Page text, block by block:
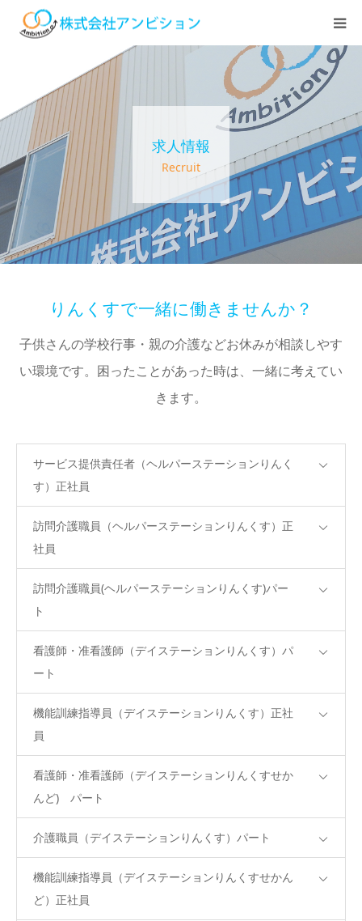
求人情報
Recruit
りんくすで一緒に働きませんか？
子供さんの学校行事・親の介護などお休みが相談しやす
い環境です。困ったことがあった時は、一緒に考えてい
きます。
サービス提供責任者（ヘルパーステーションりんく
す）正社員
訪問介護職員（ヘルパーステーションりんくす）正
社員
訪問介護職員(ヘルパーステーションりんくす)パー
ト
看護師・准看護師（デイステーションりんくす）パ
ート
機能訓練指導員（デイステーションりんくす）正社
員
看護師・准看護師（デイステーションりんくすせか
んど) パート
介護職員（デイステーションりんくす）パート
機能訓練指導員（デイステーションりんくすせかん
ど）正社員
アンビションについて
サービス紹介
デイステーション
居宅介護・訪問介護
快護ラボ知技心
求人情報